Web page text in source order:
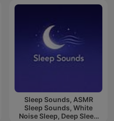
Sleep Sounds, ASMR
Sleep Sounds, White
Noise Sleep, Deep Sleep